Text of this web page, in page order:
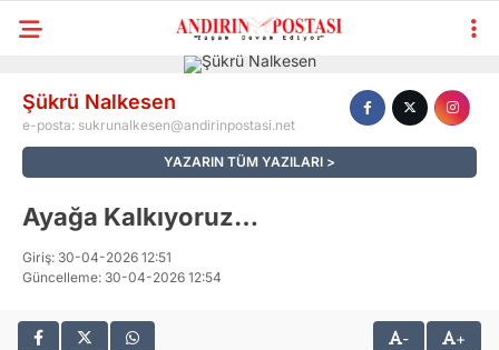
Şükrü Nalkesen
e-posta: sukrunalkesen@andirinpostasi.net
YAZARIN TÜM YAZILARI
Ayağa Kalkıyoruz…
Giriş: 30-04-2026 12:51
Güncelleme: 30-04-2026 12:54
- +